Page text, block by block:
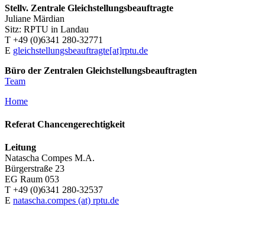
Stellv. Zentrale Gleichstellungsbeauftragte
Juliane Märdian
Sitz: RPTU in Landau
T +49 (0)6341 280-32771
E gleichstellungsbeauftragte[at]rptu.de
Büro der Zentralen Gleichstellungsbeauftragten
Team
Home
Referat Chancengerechtigkeit
Leitung
Natascha Compes M.A.
Bürgerstraße 23
EG Raum 053
T +49 (0)6341 280-32537
E natascha.compes (at) rptu.de